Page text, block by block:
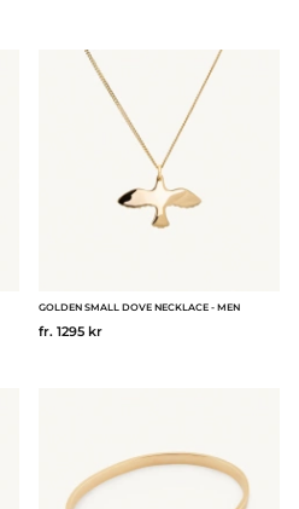
GOLDEN SMALL DOVE NECKLACE - MEN
fr. 1295 kr